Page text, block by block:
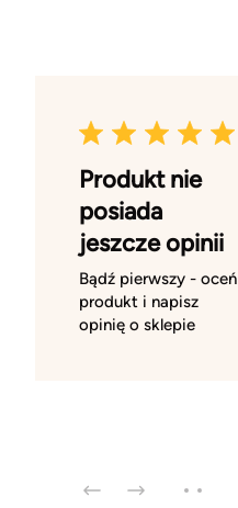
Produkt nie
posiada
jeszcze opinii
Bądź pierwszy - oceń
produkt i napisz
opinię o sklepie